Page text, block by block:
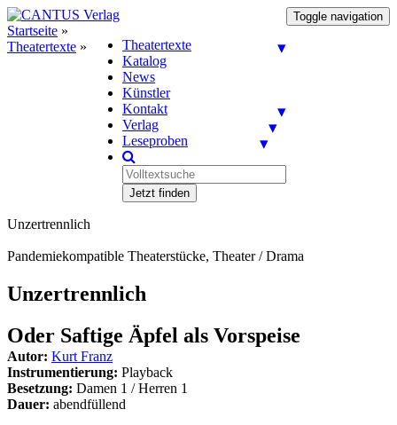
Toggle navigation
Theatertexte
Katalog
News
Künstler
Kontakt
Verlag
Leseproben
Jetzt finden
Startseite »
Theatertexte »
Unzertrennlich
Pandemiekompatible Theaterstücke, Theater / Drama
Unzertrennlich
Oder Saftige Äpfel als Vorspeise
Autor: Kurt Franz
Instrumentierung: Playback
Besetzung: Damen 1 / Herren 1
Dauer: abendfüllend